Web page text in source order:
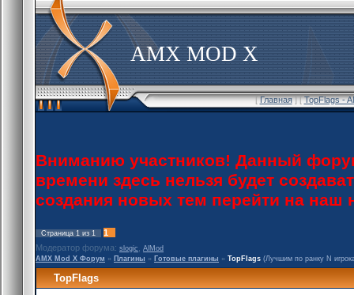
AMX MOD X
[Главная] [TopFlags -
Вниманию участников! Данный
времени здесь нельзя будет
создания новых тем перейти на
Страница 1 из 1
1
Модератор форума: slogic
AlMod
AMX Mod X Форум » Плагины » Готовые плагины » TopFlags (Лучшим по ранку N
TopFlags